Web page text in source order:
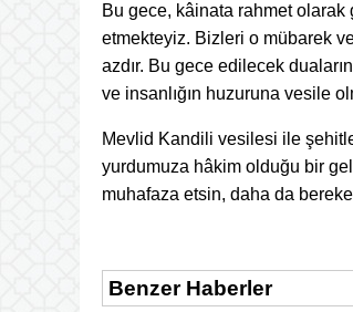
Bu gece, kâinata rahmet
etmekteyiz. Bizleri o mübarek
azdır. Bu gece edilecek
ve insanlığın huzuruna vesile
Mevlid Kandili vesilesi ile
yurdumuza hâkim olduğu bir
muhafaza etsin, daha da
Benzer Haberler